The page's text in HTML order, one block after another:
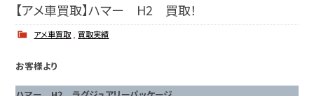
【アメ車買取】ハマー H2 買取！
アメ車買取 買取実績
お客様より